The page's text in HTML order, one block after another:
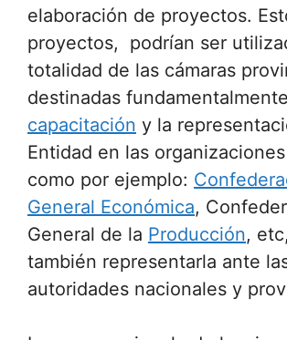
elaboración de proyectos.
proyectos, podrían ser
totalidad de las cámaras
destinadas
capacitación y la
Entidad en las
como por ejemplo:
General Económica,
General de la Producción,
también representarla ante
autoridades nacionales y